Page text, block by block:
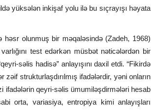
yüksələn inkişaf yolu ilə bu sıçrayışı həyata
həsr olunmuş bir məqaləsində (Zadeh, 1968)
test edərkən müsbət nəticələrdən bir
səlis hadisə” anlayışını daxil etdi. “Fikirdə
strukturlaşdırılmış ifadələrdir, yəni onların
ifadələrin qeyri-səlis ümumiləşdirmələri hesab
orta, variasiya, entropiya kimi anlayışları